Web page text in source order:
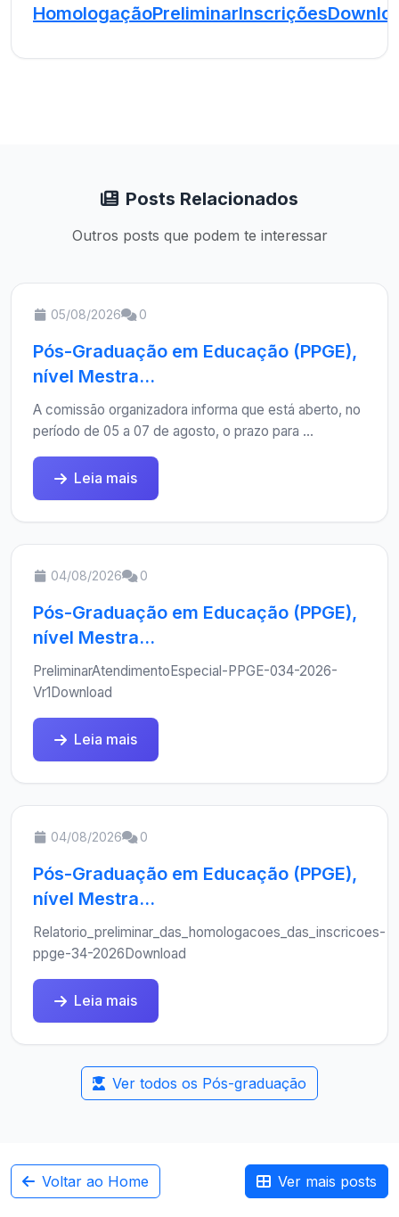
HomologaçãoPreliminarInscrições
Posts Relacionados
Outros posts que podem te interessar
05/08/2026 0
Pós-Graduação em Educação (PPGE),
nível Mestra...
A comissão organizadora informa que está aberto, no
período de 05 a 07 de agosto, o prazo para ...
Leia mais
04/08/2026 0
Pós-Graduação em Educação (PPGE),
nível Mestra...
PreliminarAtendimentoEspecial-PPGE-034-2026-
Vr1Download
Leia mais
04/08/2026 0
Pós-Graduação em Educação (PPGE),
nível Mestra...
Relatorio_preliminar_das_homologacoes_das_inscricoes-
ppge-34-2026Download
Leia mais
Ver todos os Pós-graduação
Voltar ao Home Ver mais posts